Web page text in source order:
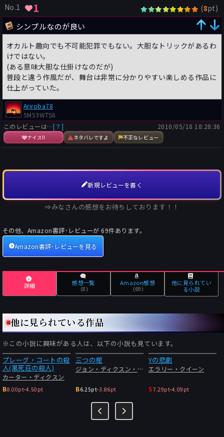
No.1 1 (8pt)
シンプルなのが良い
オカルト趣向でも不可能犯罪でもない。大胆なトリックがあるわ
けではない。
(ある意味大胆な仕掛けなのだが)
普段と違う作風だが、舞台は非常に分かりやすい楽しめる作品に
仕上がっていた。
Ariroba78
5M53WTS6
このレビューは…[？]
ナイス!! ネタバレですよ 不正なレビュー
2010/05/18 18:28:36
新規レビューを書く
⇒みなさんの感想をお待ちしております！！
その他、Amazon書評･レビューが69件あります。
Amazon書評･レビューを見る
詳細 感想一覧
(8)
Amazon感想
(69)
他に見られてい
る小説
他に見られている作品
※この小説に興味がある人は、以下の小説も見ています。
プレーグ・コートの殺
人(黒死荘の殺人)
カーター・ディクスン
B8.00pt-4.50pt
三つの棺
ジョン・ディクスン・カー
B6.25pt-3.86pt
Yの悲劇
エラリー・クイーン
S7.29pt-4.09pt